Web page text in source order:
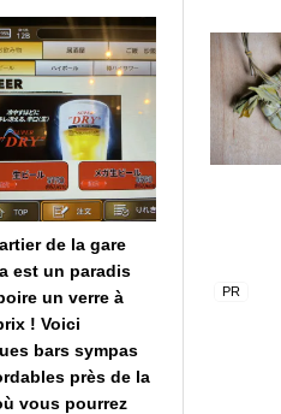
de la gare
est un paradis
un verre à
! Voici
bars sympas
près de la
vous pourrez